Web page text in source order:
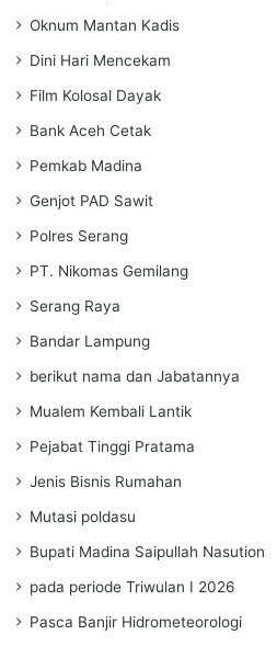
Oknum Mantan Kadis
Dini Hari Mencekam
Film Kolosal Dayak
Bank Aceh Cetak
Pemkab Madina
Genjot PAD Sawit
Polres Serang
PT. Nikomas Gemilang
Serang Raya
Bandar Lampung
berikut nama dan Jabatannya
Mualem Kembali Lantik
Pejabat Tinggi Pratama
Jenis Bisnis Rumahan
Mutasi poldasu
Bupati Madina Saipullah Nasution
pada periode Triwulan I 2026
Pasca Banjir Hidrometeorologi